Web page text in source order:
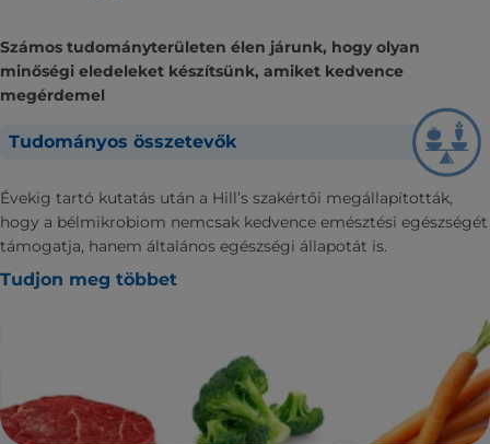
Számos tudományterületen élen járunk, hogy olyan
minőségi eledeleket készítsünk, amiket kedvence
megérdemel
Tudományos összetevők
Évekig tartó kutatás után a Hill’s szakértői megállapították,
hogy a bélmikrobiom nemcsak kedvence emésztési egészségét
támogatja, hanem általános egészségi állapotát is.
Tudjon meg többet